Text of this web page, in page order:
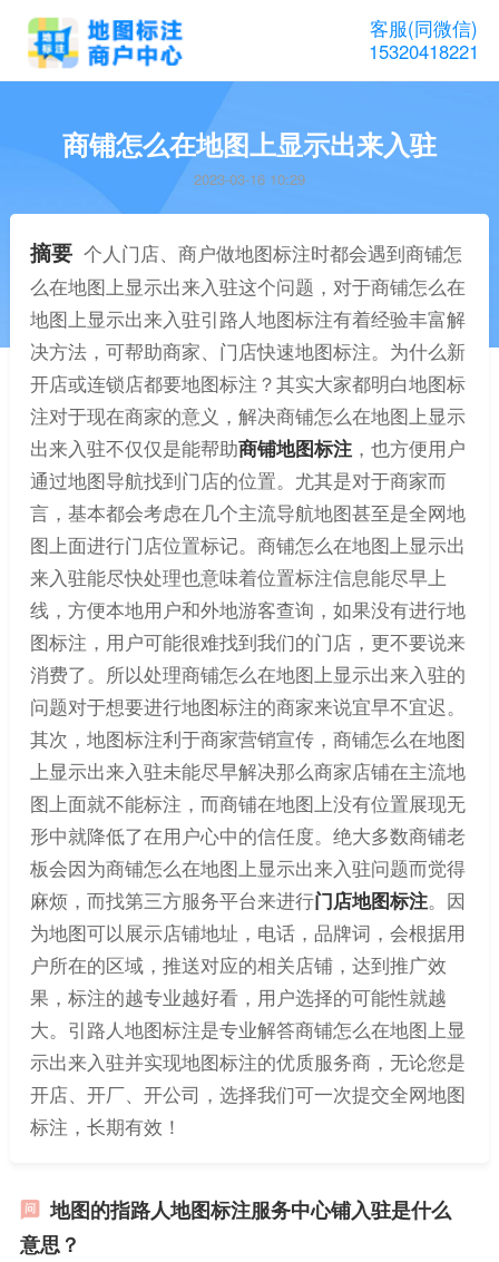
客服(同微信)
15320418221
商铺怎么在地图上显示出来入驻
2023-03-16 10:29
摘要 个人门店、商户做地图标注时都会遇到商铺怎
么在地图上显示出来入驻这个问题，对于商铺怎么在
地图上显示出来入驻引路人地图标注有着经验丰富解
决方法，可帮助商家、门店快速地图标注。为什么新
开店或连锁店都要地图标注？其实大家都明白地图标
注对于现在商家的意义，解决商铺怎么在地图上显示
出来入驻不仅仅是能帮助商铺地图标注，也方便用户
通过地图导航找到门店的位置。尤其是对于商家而
言，基本都会考虑在几个主流导航地图甚至是全网地
图上面进行门店位置标记。商铺怎么在地图上显示出
来入驻能尽快处理也意味着位置标注信息能尽早上
线，方便本地用户和外地游客查询，如果没有进行地
图标注，用户可能很难找到我们的门店，更不要说来
消费了。所以处理商铺怎么在地图上显示出来入驻的
问题对于想要进行地图标注的商家来说宜早不宜迟。
其次，地图标注利于商家营销宣传，商铺怎么在地图
上显示出来入驻未能尽早解决那么商家店铺在主流地
图上面就不能标注，而商铺在地图上没有位置展现无
形中就降低了在用户心中的信任度。绝大多数商铺老
板会因为商铺怎么在地图上显示出来入驻问题而觉得
麻烦，而找第三方服务平台来进行门店地图标注。因
为地图可以展示店铺地址，电话，品牌词，会根据用
户所在的区域，推送对应的相关店铺，达到推广效
果，标注的越专业越好看，用户选择的可能性就越
大。引路人地图标注是专业解答商铺怎么在地图上显
示出来入驻并实现地图标注的优质服务商，无论您是
开店、开厂、开公司，选择我们可一次提交全网地图
标注，长期有效！
地图的指路人地图标注服务中心铺入驻是什么
意思？